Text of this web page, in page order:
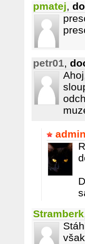
pmatej,
petr01,
admin
Stramberk